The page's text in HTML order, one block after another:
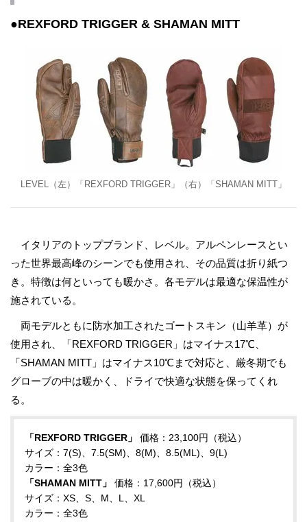
●REXFORD TRIGGER & SHAMAN MITT
LEVEL（左）「REXFORD TRIGGER」（右）「SHAMAN MITT」
イタリアのトップブランド、レベル。アルペンレースとい
った世界最高峰のシーンでも使用され、その品質は折り紙つ
き。特徴は何といっても暖かさ。各モデルは最適な保温性が
施されている。
両モデルともに防水加工されたゴートスキン（山羊革）が
使用され、「REXFORD TRIGGER」はマイナス17℃、
「SHAMAN MITT」はマイナス10℃まで対応と、厳冬期でも
グローブの中は暖かく、ドライで快適な状態を保ってくれ
る。
「REXFORD TRIGGER」
価格：23,100円（税込）
サイズ：7(S)、7.5(SM)、8(M)、8.5(ML)、9(L)
カラー：全3色
「SHAMAN MITT」
価格：17,600円（税込）
サイズ：XS、S、M、L、XL
カラー：全3色